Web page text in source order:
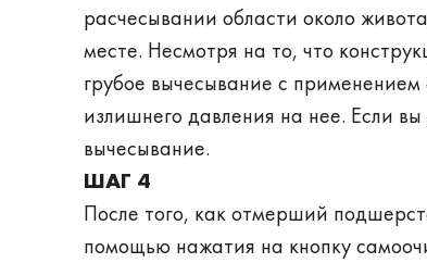
расчесывании области около
месте. Несмотря на то, что
грубое вычесывание с
излишнего давления на нее. Если
вычесывание.
ШАГ 4
После того, как отмерший
помощью нажатия на кнопку